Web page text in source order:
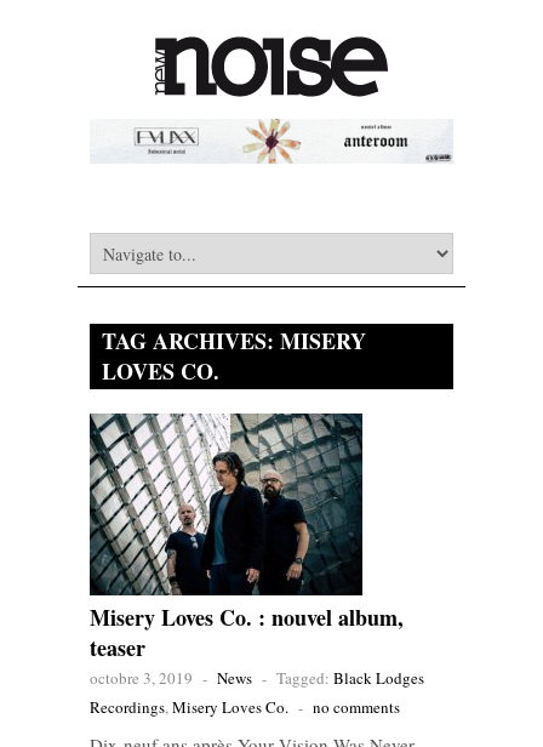
TAG ARCHIVES: MISERY
LOVES CO.
Misery Loves Co. : nouvel album,
teaser
octobre 3, 2019 - News - Tagged: Black Lodges
Recordings,Misery Loves Co. - no comments